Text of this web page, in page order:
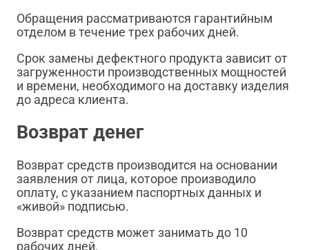
Обращения рассматриваются гарантийным
отделом в течение трех рабочих дней.
Срок замены дефектного продукта зависит от
загруженности производственных мощностей
и времени, необходимого на доставку изделия
до адреса клиента.
Возврат денег
Возврат средств производится на основании
заявления от лица, которое производило
оплату, с указанием паспортных данных и
«живой» подписью.
Возврат средств может занимать до 10
рабочих дней.